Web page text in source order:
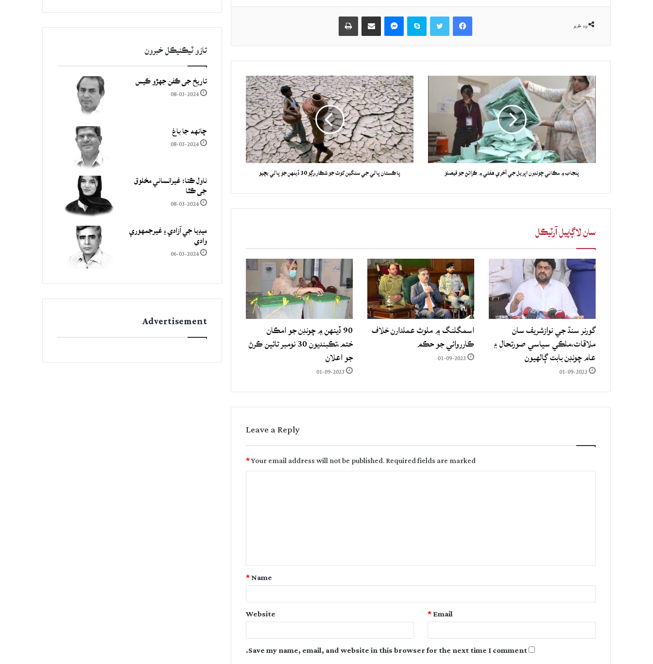
ونڊ ڪريو
Facebook
Skype حصيداري ڪريو اي ميل ذريعي
پنجاب ۾ مڪاني چونڊون اپريل جي آخري هفتي ۾ ڪرائڻ جو فيصلو پاڪستان پاڻي جي سنگين کوٽ جو شڪار،رڳو 30 ڏينهن جو پاڻي بچيو
سان لاڳاپيل آرٽيڪل
گورنر سنڌ جي نوازشريف سان
ملاقات،ملڪي سياسي صورتحال ۽
عام چونڊن بابت ڳالهيون
01-09-2023
اسمگلنگ ۾ ملوث عملدارن خلاف
ڪارروائي جو حڪم
01-09-2023
90 ڏينهن ۾ چونڊن جو امڪان
ختم،تڪبنديون 30 نومبر تائين ڪرڻ
جو اعلان
01-09-2023
Leave a Reply
Your email address will not be published.Required fields are marked
*
t
Name
*
Email
*
Website
Save my name, email, and website in this browser for the next time I comment.
تازو ٽيڪنيڪل خبرون
تاريخ جي ڪفن جھڙو ڪيس
08-03-2024
چانهه جا باغ
08-03-2024
ناول ڪتا: غيرانساني مخلوق
جي ڪٿا
08-03-2024
ميڊيا جي آزادي ۽ غيرجمھوري
وادي
06-03-2024
Advertisement